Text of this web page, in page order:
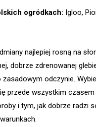
ogródkach: Igloo,
najlepiej rosną na
dobrze zdrenowanej
odczynie.
przede wszystkim
i tym, jak dobrze radzi